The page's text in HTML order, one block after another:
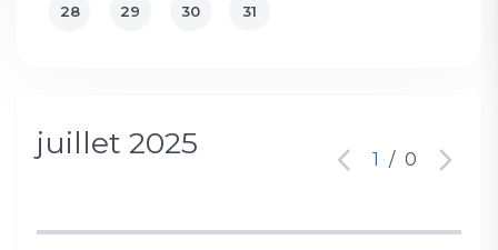
28 29 30 31
juillet 2025 1 / 0